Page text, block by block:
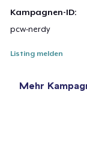
Kampagnen-ID:
pcw-nerdy
Listing melden
Mehr